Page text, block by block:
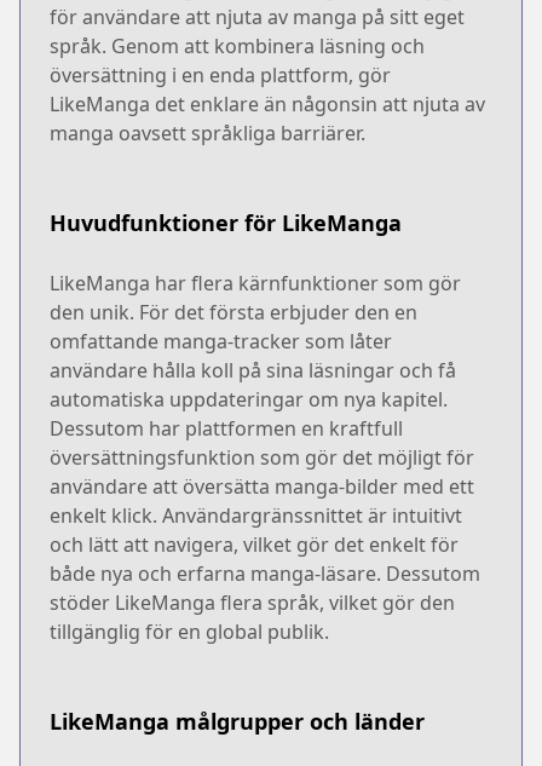
för användare att njuta av manga på sitt eget
språk. Genom att kombinera läsning och
översättning i en enda plattform, gör
LikeManga det enklare än någonsin att njuta av
manga oavsett språkliga barriärer.
Huvudfunktioner för LikeManga
LikeManga har flera kärnfunktioner som gör
den unik. För det första erbjuder den en
omfattande manga-tracker som låter
användare hålla koll på sina läsningar och få
automatiska uppdateringar om nya kapitel.
Dessutom har plattformen en kraftfull
översättningsfunktion som gör det möjligt för
användare att översätta manga-bilder med ett
enkelt klick. Användargränssnittet är intuitivt
och lätt att navigera, vilket gör det enkelt för
både nya och erfarna manga-läsare. Dessutom
stöder LikeManga flera språk, vilket gör den
tillgänglig för en global publik.
LikeManga målgrupper och länder